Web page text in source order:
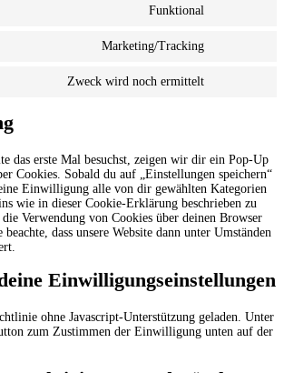
Funktional
Marketing/Tracking
Zweck wird noch ermittelt
das erste Mal besuchst, zeigen wir dir ein Pop-Up
Cookies. Sobald du auf „Einstellungen speichern“
Einwilligung alle von dir gewählten Kategorien
wie in dieser Cookie-Erklärung beschrieben zu
Verwendung von Cookies über deinen Browser
dass unsere Website dann unter Umständen
Einwilligungseinstellungen
ohne Javascript-Unterstützung geladen. Unter
zum Zustimmen der Einwilligung unten auf der